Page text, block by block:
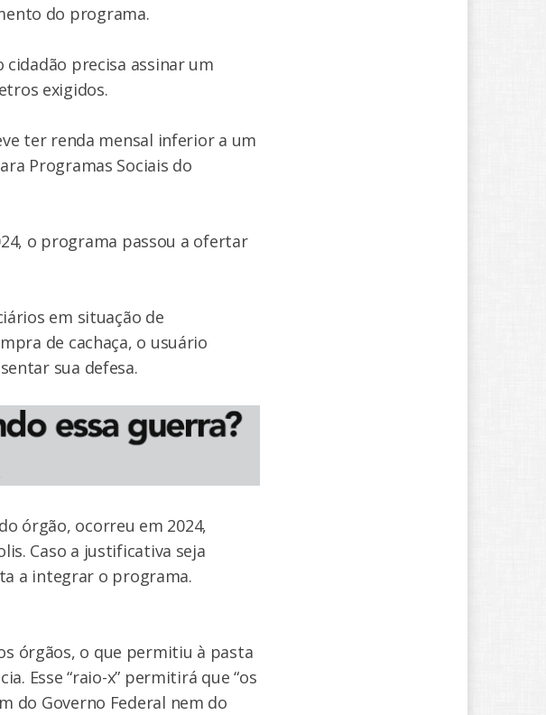
do programa.
precisa assinar um
exigidos.
ter renda mensal inferior a um
Programas Sociais do
o programa passou a ofertar
em situação de
de cachaça, o usuário
sua defesa.
órgão, ocorreu em 2024,
Caso a justificativa seja
a integrar o programa.
órgãos, o que permitiu à pasta
Esse “raio-x” permitirá que “os
do Governo Federal nem do